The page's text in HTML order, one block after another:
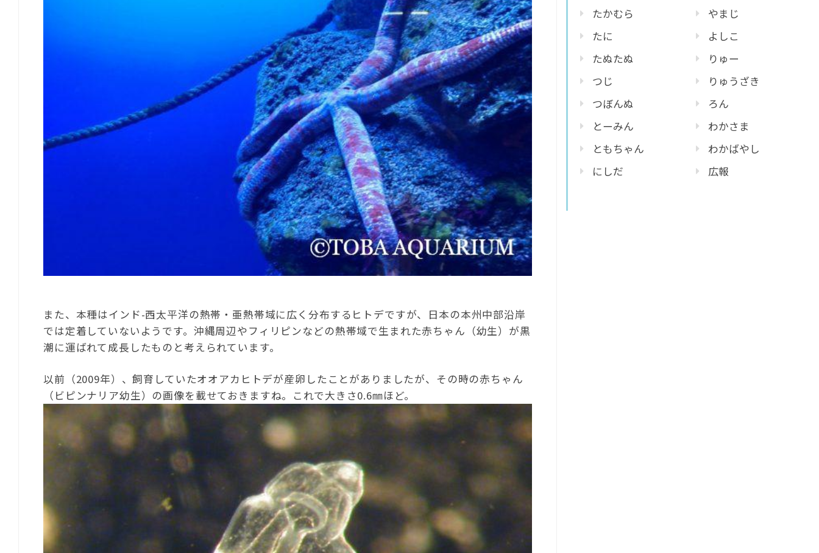
また、本種はインド-西太平洋の熱帯・亜熱帯域に広く分布するヒトデですが、日本の本州中部沿岸
では定着していないようです。沖縄周辺やフィリピンなどの熱帯域で生まれた赤ちゃん（幼生）が黒
潮に運ばれて成長したものと考えられています。
以前（2009年）、飼育していたオオアカヒトデが産卵したことがありましたが、その時の赤ちゃん
（ビピンナリア幼生）の画像を載せておきますね。これで大きさ0.6㎜ほど。
たかむら
たに
たぬたぬ
つじ
つぼんぬ
とーみん
ともちゃん
にしだ
やまじ
よしこ
りゅー
りゅうざき
ろん
わかさま
わかばやし
広報